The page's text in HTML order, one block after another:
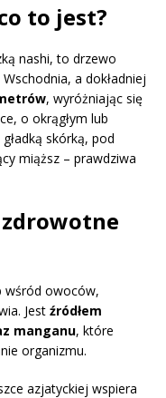
to jest?
nashi, to drzewo
a dokładniej
, wyróżniając się
o okrągłym lub
skórką, pod
miąższ – prawdziwa
zdrowotne
wśród owoców,
Jest źródłem
manganu, które
organizmu.
azjatyckiej wspiera